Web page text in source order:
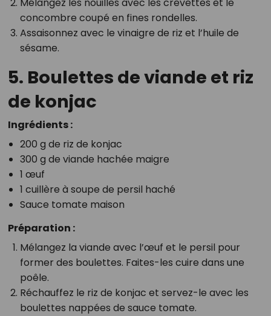
Mélangez les nouilles avec les crevettes et le
concombre coupé en fines rondelles.
Assaisonnez avec le vinaigre de riz et l’huile de
sésame.
5. Boulettes de viande et riz
de konjac
Ingrédients :
200 g de riz de konjac
300 g de viande hachée maigre
1 œuf
1 cuillère à soupe de persil haché
Sauce tomate maison
Préparation :
Mélangez la viande avec l’œuf et le persil pour
former des boulettes. Faites-les cuire dans une
poêle.
Réchauffez le riz de konjac et servez-le avec les
boulettes nappées de sauce tomate.